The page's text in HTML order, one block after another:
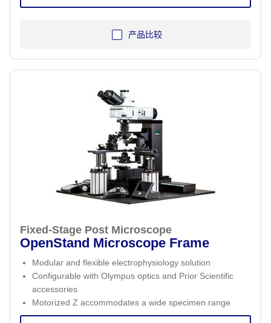
产品比较
Fixed-Stage Post Microscope
OpenStand Microscope Frame
Modular and flexible electrophysiology solution
Configurable with Olympus optics and Prior Scientific
accessories
Motorized Z accommodates a wide specimen range